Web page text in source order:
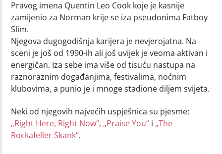
Pravog imena Quentin Leo Cook koje je kasnije
zamijenio za Norman krije se iza pseudonima Fatboy
Slim.
Njegova dugogodišnja karijera je nevjerojatna. Na
sceni je još od 1990-ih ali još uvijek je veoma aktivan i
energičan. Iza sebe ima više od tisuću nastupa na
raznoraznim događanjima, festivalima, noćnim
klubovima, a punio je i mnoge stadione diljem svijeta.
Neki od njegovih najvećih uspješnica su pjesme:
„Right Here, Right Now“, „Praise You“ i „The
Rockafeller Skank“.